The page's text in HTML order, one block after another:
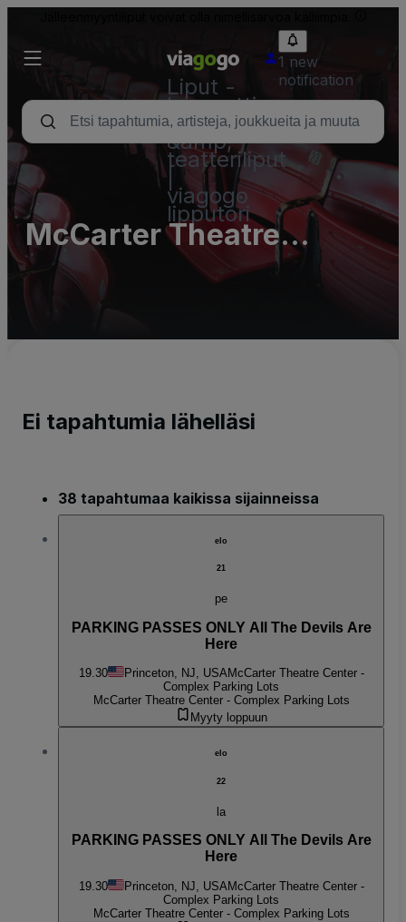
Liput -
konsertti,
urheilu
&amp;
teatteriliput
viagogo
lipputori
1 new
notification
McCarter Theatre
Center - Complex
Ei tapahtumia lähelläsi
38 tapahtumaa kaikissa sijainneissa
elo
21
pe
PARKING PASSES ONLY All The Devils Are
Here
19.30 Princeton, NJ, USAMcCarter Theatre Center -
Complex Parking Lots
McCarter Theatre Center - Complex Parking Lots
Myyty loppuun
elo
22
la
PARKING PASSES ONLY All The Devils Are
Here
19.30 Princeton, NJ, USAMcCarter Theatre Center -
Complex Parking Lots
McCarter Theatre Center - Complex Parking Lots